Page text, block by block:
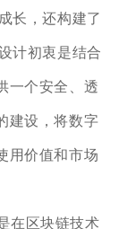
长，还构建了
计初衷是结合
一个安全、透
建设，将数字
用价值和市场
在区块链技术